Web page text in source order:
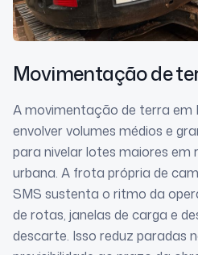
Movimentação de
A movimentação de terra em
envolver volumes médios e
para nivelar lotes maiores em
urbana. A frota própria de
SMS sustenta o ritmo da
de rotas, janelas de carga e
descarte. Isso reduz paradas